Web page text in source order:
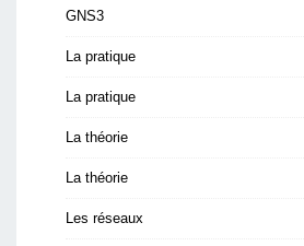
GNS3
La pratique
La pratique
La théorie
La théorie
Les réseaux